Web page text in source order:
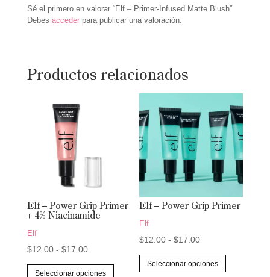
Sé el primero en valorar “Elf – Primer-Infused Matte Blush”
Debes accederpara publicar una valoración.
Productos relacionados
Elf – Power Grip Primer
+ 4% Niacinamide
Elf
$12.00 - $17.00Rango
de
Seleccionar opciones
Este
Elf – Power Grip Primer
Elf
$12.00 - $17.00Rango
de
precios:
Seleccionar opciones
Este
producto